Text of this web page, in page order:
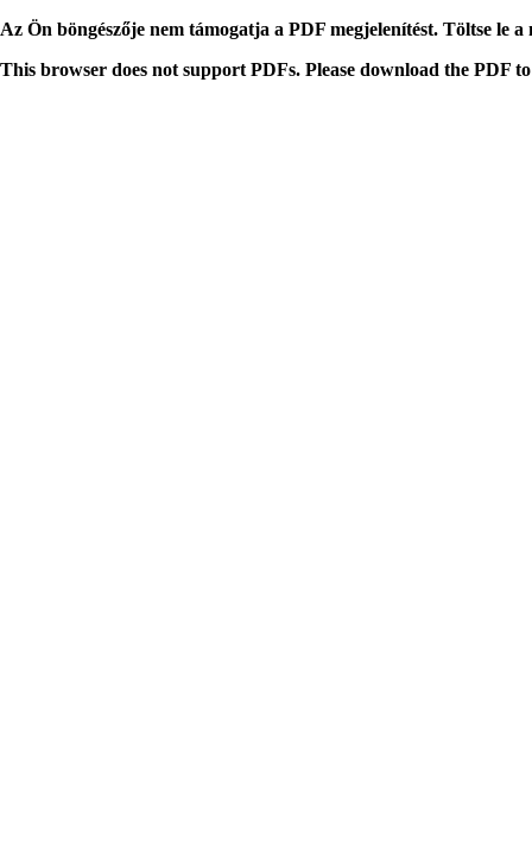
Az Ön böngészője nem támogatja a PDF megjelenítést. Töltse le
This browser does not support PDFs. Please download the PDF